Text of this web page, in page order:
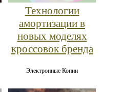
Технологии
амортизации в
новых моделях
кроссовок бренда
Электронные Копии